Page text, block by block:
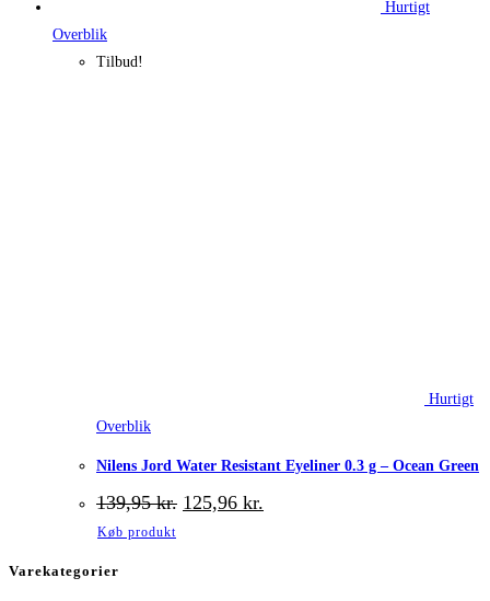
Hurtigt
Overblik
Tilbud!
Hurtigt
Overblik
Nilens Jord Water Resistant Eyeliner 0.3 g – Ocean Green
139,95kr. Den
oprindelige
125,96 kr.
aktuelle
Køb produkt
Varekategorier